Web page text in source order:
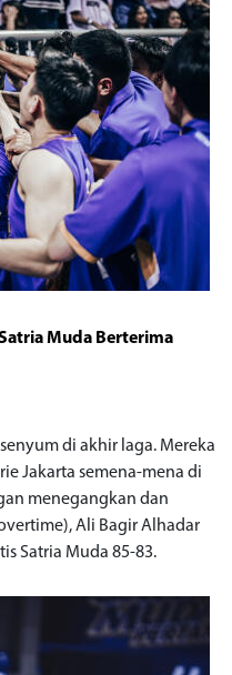
Muda Berterima
di akhir laga. Mereka
Jakarta semena-mena di
menegangkan dan
Ali Bagir Alhadar
Satria Muda 85-83.